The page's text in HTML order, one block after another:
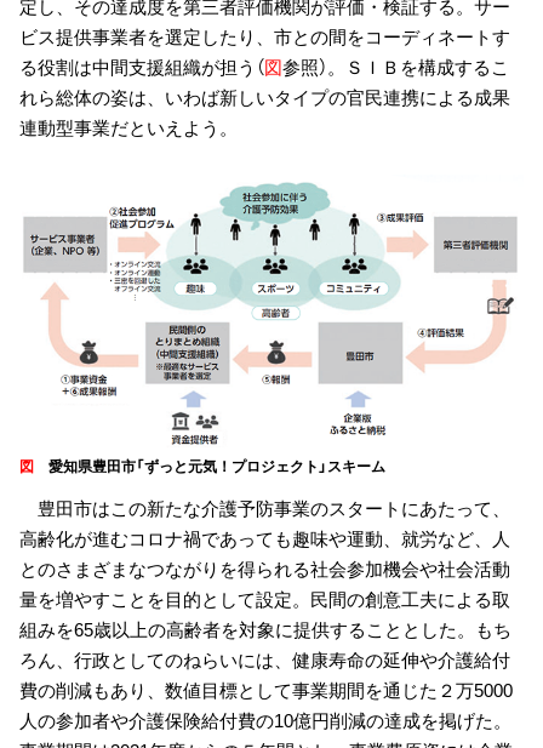
定し、その達成度を第三者評価機関が評価・検証する。サー
ビス提供事業者を選定したり、市との間をコーディネートす
る役割は中間支援組織が担う（図参照）。ＳＩＢを構成するこ
れら総体の姿は、いわば新しいタイプの官民連携による成果
連動型事業だといえよう。
図 愛知県豊田市「ずっと元気！プロジェクト」スキーム
豊田市はこの新たな介護予防事業のスタートにあたって、
高齢化が進むコロナ禍であっても趣味や運動、就労など、人
とのさまざまなつながりを得られる社会参加機会や社会活動
量を増やすことを目的として設定。民間の創意工夫による取
組みを65歳以上の高齢者を対象に提供することとした。もち
ろん、行政としてのねらいには、健康寿命の延伸や介護給付
費の削減もあり、数値目標として事業期間を通じた２万5000
人の参加者や介護保険給付費の10億円削減の達成を掲げた。